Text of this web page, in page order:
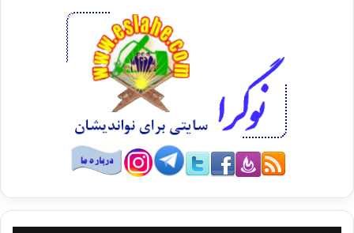
«خداوند بر بندگان خود كاملاً چيره است . او مراقباني (از فرشتگان را
براي حسابرسي و نگارش اعمال شما) بر شما مي‌فرستد و مي‌گمارد
(و آنان به كار خود با دقّت تمام تا دم مرگِ يكايك شما ، مشغول
مي‌گردند) و چون مرگ يكي از شما فرا رسيد ، فرستادگان ما (از
ميان فرشتگان ديگر به سراغ او مي‌آيند و ) جان او را مي‌گيرند ، و
(فرشتگان گروه اوّل و فرشتگان گروه دوم هيچ كدام در مأموريّت
وکالت زمانی قابلیت اجرایی پیدا می‌کند که امر وکالت خارج از